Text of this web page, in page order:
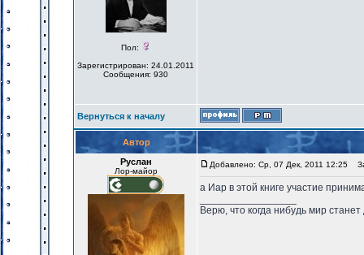
Пол:
Зарегистрирован: 24.01.2011
Сообщения: 930
Вернуться к началу
Автор
Руслан
Лор-майор
Добавлено: Ср, 07 Дек, 2011 12:25
а Иар в этой книге участие
Верю, что когда нибудь мир